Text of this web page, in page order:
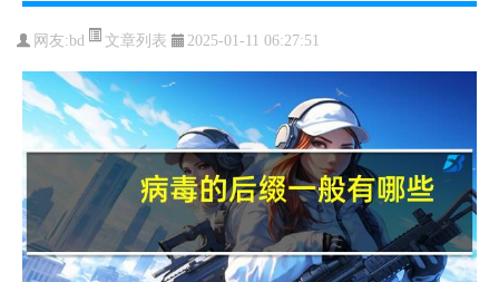
网友:bd 文章列表 2025-01-11 06:27:51